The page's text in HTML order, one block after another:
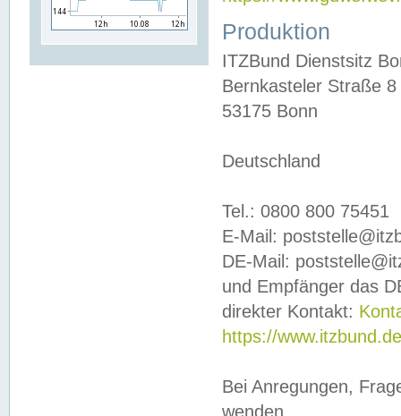
Produktion
ITZBund Dienstsitz
Bernkasteler Straße 8
53175 Bonn
Deutschland
Tel.: 0800 800 75451
E-Mail:
DE-Mail:
und Empfänger das
direkter Kontakt:
https://
Bei Anregungen,
wenden.